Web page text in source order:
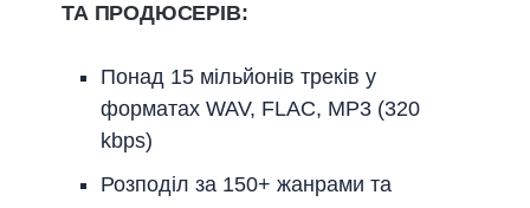
ТА ПРОДЮСЕРІВ:
Понад 15 мільйонів треків у
форматах WAV, FLAC, MP3 (320
kbps)
Розподіл за 150+ жанрами та